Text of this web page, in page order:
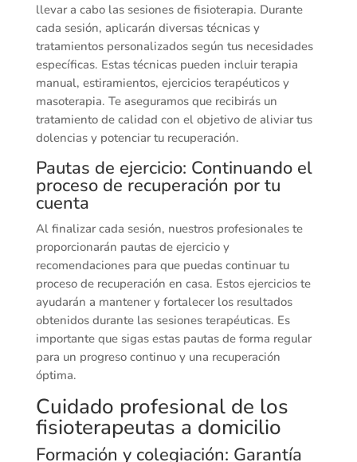
llevar a cabo las sesiones de fisioterapia. Durante
cada sesión, aplicarán diversas técnicas y
tratamientos personalizados según tus necesidades
específicas. Estas técnicas pueden incluir terapia
manual, estiramientos, ejercicios terapéuticos y
masoterapia. Te aseguramos que recibirás un
tratamiento de calidad con el objetivo de aliviar tus
dolencias y potenciar tu recuperación.
Pautas de ejercicio: Continuando el
proceso de recuperación por tu
cuenta
Al finalizar cada sesión, nuestros profesionales te
proporcionarán pautas de ejercicio y
recomendaciones para que puedas continuar tu
proceso de recuperación en casa. Estos ejercicios te
ayudarán a mantener y fortalecer los resultados
obtenidos durante las sesiones terapéuticas. Es
importante que sigas estas pautas de forma regular
para un progreso continuo y una recuperación
óptima.
Cuidado profesional de los
fisioterapeutas a domicilio
Formación y colegiación: Garantía